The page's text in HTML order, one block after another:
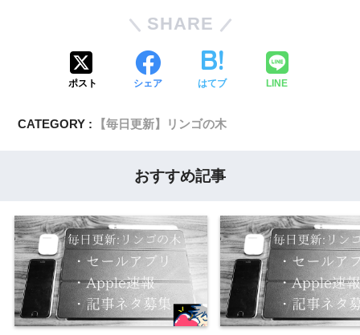
SHARE
ポスト シェア はてブ LINE
CATEGORY : 【毎日更新】リンゴの木
おすすめ記事